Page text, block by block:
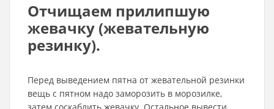
Отчищаем прилипшую
жевачку (жевательную
резинку).
Перед выведением пятна от жевательной резинки
вещь с пятном надо заморозить в морозилке,